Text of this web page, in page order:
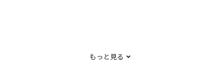
もっと見る